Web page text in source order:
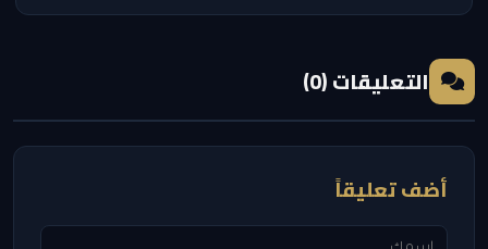
التعليقات (0)
أضف تعليقاً